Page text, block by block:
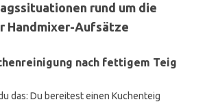
rund um die
Handmixer-Aufsätze
nach fettigem Teig
das: Du bereitest einen Kuchenteig